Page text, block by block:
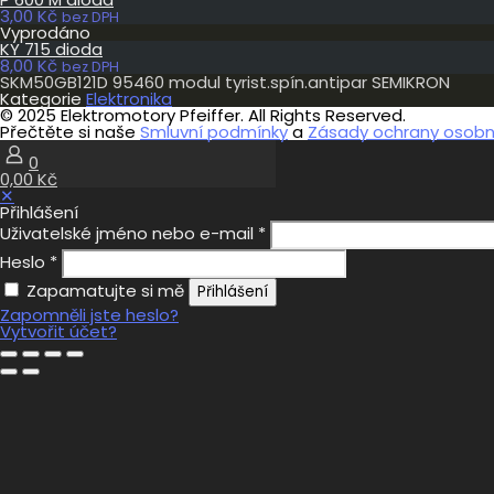
množství
3,00 Kč bez DPH
Vyprodáno
KY 715 dioda
8,00 Kč bez DPH
SKM50GB121D 95460 modul tyrist.spín.antipar SEMIKRON
Kategorie Elektronika
© 2025 Elektromotory Pfeiffer. All Rights Reserved.
Přečtěte si naše Smluvní podmínkya Zásady ochrany
0
0,00 Kč
✕
Přihlášení
Uživatelské jméno nebo e-mail *
Heslo *
Zapamatujte si mě
Přihlášení
Zapomněli jste heslo?
Vytvořit účet?